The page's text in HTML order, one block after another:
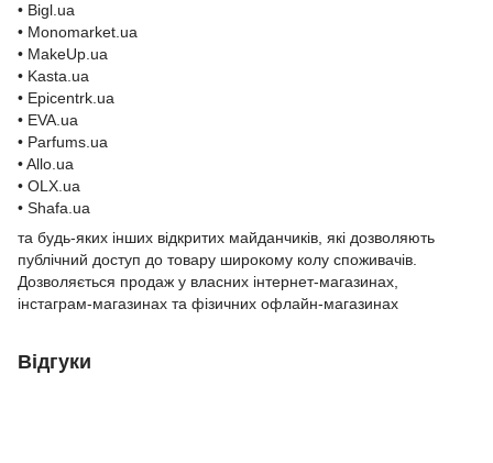
• Bigl.ua
• Monomarket.ua
• MakeUp.ua
• Kasta.ua
• Epicentrk.ua
• EVA.ua
• Parfums.ua
• Allo.ua
• OLX.ua
• Shafa.ua
та будь-яких інших відкритих майданчиків, які дозволяють
публічний доступ до товару широкому колу споживачів.
Дозволяється продаж у власних інтернет-магазинах,
інстаграм-магазинах та фізичних офлайн-магазинах
Відгуки